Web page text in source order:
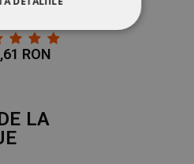
RON
LA